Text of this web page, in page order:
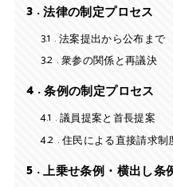
3
法律の制定プロセス
3.1
法案提出から公布まで
3.2 衆参の関係と再議決
4
条例の制定プロセス
4.1
議員提案と首長提案
4.2 住民による直接請求制
5
上乗せ条例・横出し条